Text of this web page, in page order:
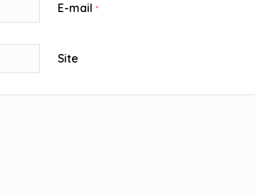
E-mail *
Site